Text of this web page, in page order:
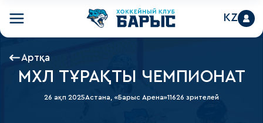
KZ
Артқа
МХЛ ТҰРАҚТЫ ЧЕМПИОНАТ
26 ақп 2025Астана, «Барыс Арена»11626 зрителей